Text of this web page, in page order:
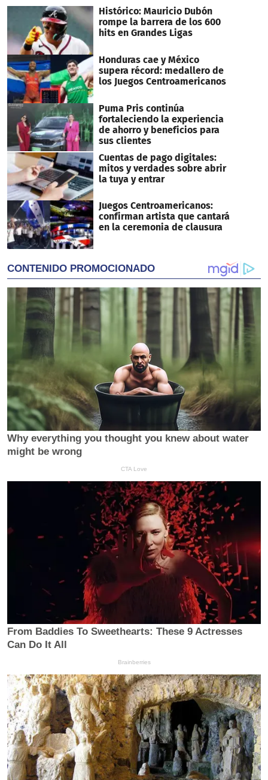
Histórico: Mauricio Dubón
rompe la barrera de los 600
hits en Grandes Ligas
Honduras cae y México
supera récord: medallero de
los Juegos Centroamericanos
Puma Pris continúa
fortaleciendo la experiencia
de ahorro y beneficios para
sus clientes
Cuentas de pago digitales:
mitos y verdades sobre abrir
la tuya y entrar
Juegos Centroamericanos:
confirman artista que cantará
en la ceremonia de clausura